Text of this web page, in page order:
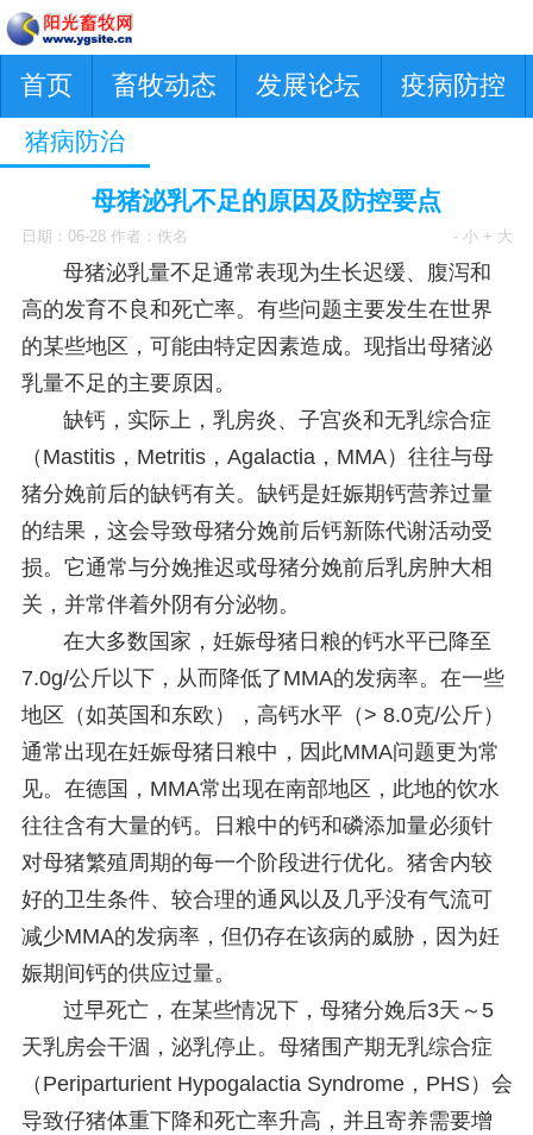
首页 畜牧动态 发展论坛 疫病防控
猪病防治
母猪泌乳不足的原因及防控要点
日期：06-28 作者：佚名 - 小 + 大
母猪泌乳量不足通常表现为生长迟缓、腹泻和
高的发育不良和死亡率。有些问题主要发生在世界
的某些地区，可能由特定因素造成。现指出母猪泌
乳量不足的主要原因。
缺钙，实际上，乳房炎、子宫炎和无乳综合症
（Mastitis，Metritis，Agalactia，MMA）往往与母
猪分娩前后的缺钙有关。缺钙是妊娠期钙营养过量
的结果，这会导致母猪分娩前后钙新陈代谢活动受
损。它通常与分娩推迟或母猪分娩前后乳房肿大相
关，并常伴着外阴有分泌物。
在大多数国家，妊娠母猪日粮的钙水平已降至
7.0g/公斤以下，从而降低了MMA的发病率。在一些
地区（如英国和东欧），高钙水平（> 8.0克/公斤）
通常出现在妊娠母猪日粮中，因此MMA问题更为常
见。在德国，MMA常出现在南部地区，此地的饮水
往往含有大量的钙。日粮中的钙和磷添加量必须针
对母猪繁殖周期的每一个阶段进行优化。猪舍内较
好的卫生条件、较合理的通风以及几乎没有气流可
减少MMA的发病率，但仍存在该病的威胁，因为妊
娠期间钙的供应过量。
过早死亡，在某些情况下，母猪分娩后3天～5
天乳房会干涸，泌乳停止。母猪围产期无乳综合症
（Periparturient Hypogalactia Syndrome，PHS）会
导致仔猪体重下降和死亡率升高，并且寄养需要增